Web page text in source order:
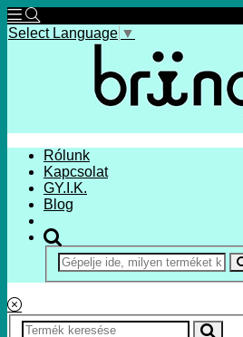
Select Language ▼
Rólunk
Kapcsolat
GY.I.K.
Blog